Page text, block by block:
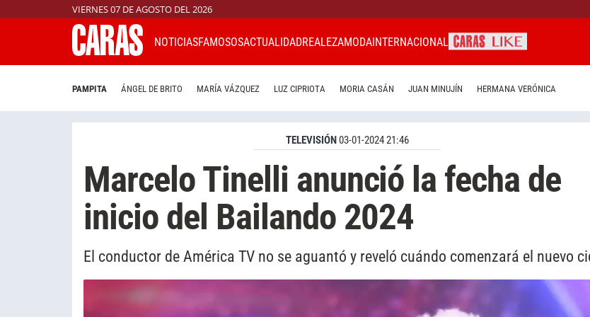
VIERNES 07 DE AGOSTO DEL 2026
NOTICIASFAMOSOSACTUALIDADREALEZAMODAINTERNACIONAL
PAMPITA ÁNGEL DE BRITO MARÍA VÁZQUEZ LUZ CIPRIOTA MORIA CASÁN JUAN MINUJÍN HERMANA VERÓNICA
TELEVISIÓN03-01-2024 21:46
Marcelo Tinelli anunció la fecha de
inicio del Bailando 2024
El conductor de América TV no se aguantó y reveló cuándo comenzará el nuevo